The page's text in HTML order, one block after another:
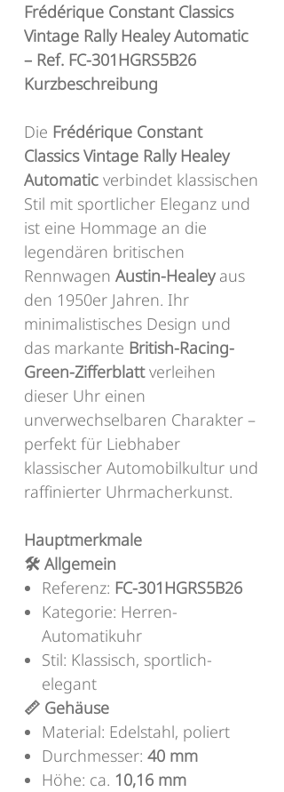
Frédérique Constant Classics
Vintage Rally Healey Automatic
– Ref. FC-301HGRS5B26
Kurzbeschreibung
Die Frédérique Constant
Classics Vintage Rally Healey
Automatic verbindet klassischen
Stil mit sportlicher Eleganz und
ist eine Hommage an die
legendären britischen
Rennwagen Austin-Healeyaus
den 1950er Jahren. Ihr
minimalistisches Design und
das markante British-Racing-
Green-Zifferblattverleihen
dieser Uhr einen
unverwechselbaren Charakter –
perfekt für Liebhaber
klassischer Automobilkultur und
raffinierter Uhrmacherkunst.
Hauptmerkmale
🛠️ Allgemein
Referenz: FC-301HGRS5B26
Kategorie: Herren-
Automatikuhr
Stil: Klassisch, sportlich-
elegant
📏 Gehäuse
Material: Edelstahl, poliert
Durchmesser: 40 mm
Höhe: ca. 10,16 mm